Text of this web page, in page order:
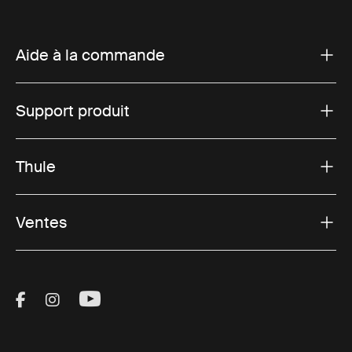
Aide à la commande
Support produit
Thule
Ventes
Visit Thule on Facebook (external link)
Visit Thule on Instagram (external link)
Visit Thule on Youtube (external